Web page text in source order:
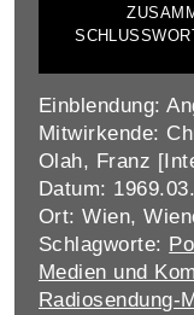
Einblendung:
Mitwirkende:
Olah, Franz
Datum:
Ort: Wien,
Schlagworte:
Medien und
Radiosendung-